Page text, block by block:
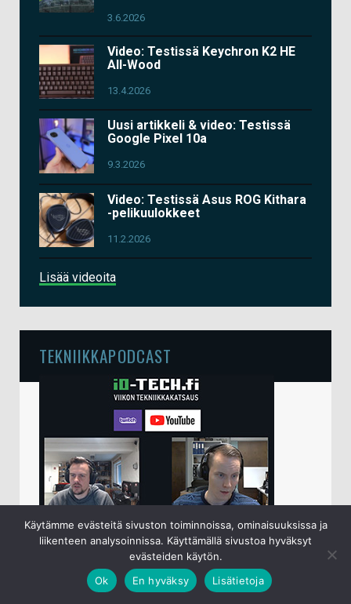
3.6.2026
Video: Testissä Keychron K2 HE
All-Wood
13.4.2026
Uusi artikkeli & video: Testissä
Google Pixel 10a
9.3.2026
Video: Testissä Asus ROG Kithara
-pelikuulokkeet
11.2.2026
Lisää videoita
TEKNIIKKAPODCAST
io-techin viikottainen tekniikkapodcast lähetetään
perjantaisin klo 15 live-lähetyksenä
Sampsa ja Juha käyvät keskenään läpi kuluneen
Käytämme evästeitä sivuston toiminnoissa, ominaisuuksissa ja
liikenteen analysoinnissa. Käyttämällä sivustoa hyväksyt
evästeiden käytön.
Ok
En hyväksy Lisätietoja